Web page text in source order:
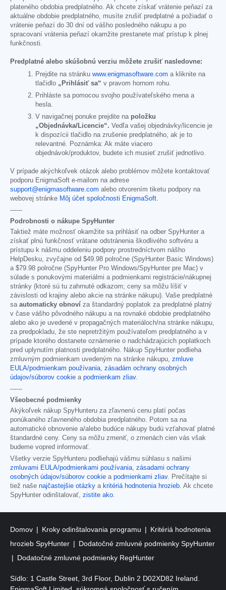
plateného obdobia predplatného. Ak chcete získať vrátenie peňazí za
aktuálne obdobie predplatného, musíte zrušiť predplatné a požiadať o
vrátenie peňazí do 30 dní od vášho posledného nákupu a po
spracovaní vrátenia peňazí okamžite prestanete mať prístup k plnej
funkčnosti.
Predplatné alebo skúšobnú verziu môžete zrušiť nasledovne:
Prejdite na stránku www.enigmasoftware.com a kliknite na
tlačidlo „Prihlásiť sa“ v pravom hornom rohu.
Prihláste sa pomocou svojho používateľského mena a
hesla.
V navigačnej ponuke prejdite na položku
„Objednávka/Licencie“. Vedľa vašej objednávky/licencie je
k dispozícii tlačidlo na zrušenie predplatného, ak je to
relevantné. Poznámka: Ak máte viacero
objednávok/produktov, budete ich musieť zrušiť jednotlivo.
V prípade akýchkoľvek otázok alebo problémov môžete kontaktovať
podporu EnigmaSoft e-mailom na adrese
support@enigmasoftware.com alebo otvorením tiketu podpory na
webovej stránke Môj účet spoločnosti EnigmaSoft.
------
Podrobnosti o nákupe SpyHunter
Taktiež máte možnosť okamžite sa prihlásiť na odber SpyHunter a
získať plnú funkčnosť vrátane odstránenia škodlivého softvéru a
prístupu k nášmu oddeleniu podpory prostredníctvom nášho
HelpDesku, zvyčajne od $49.98 polročne (SpyHunter Basic Windows)
a $79.98 polročne (SpyHunter Pro Windows/SpyHunter pre Mac) v
súlade s ponukovými materiálmi a podmienkami registrácie/nákupnej
stránky (ktoré sú tu zahrnuté odkazom; ceny sa môžu líšiť v
závislosti od krajiny alebo akcie na stránke nákupu). Vaše predplatné
sa automaticky obnoví za štandardný poplatok za predplatné platný
v čase vášho pôvodného nákupu a na rovnaké obdobie predplatného
alebo ako je uvedené v propagačných materiáloch/na stránke nákupu,
za predpokladu, že ste nepretržitým používateľom predplatného a v
prípade ktorého dostanete oznámenie o nadchádzajúcich poplatkoch
pred uplynutím platnosti predplatného. Nákup SpyHunter podlieha
zmluvným podmienkam uvedeným na stránke nákupu, zmluve
EULA/podmienkam používania, zásadám ochrany osobných
údajov/súborov cookie a podmienkam zliav.
------
Všeobecné podmienky
Akýkoľvek nákup SpyHunteru za zľavnenú cenu platí počas
ponúkaného zľavneného obdobia predplatného. Potom sa na
automatické obnovenie a/alebo budúce nákupy budú vzťahovať platné
štandardné ceny. Ceny sa môžu zmeniť, o zmenách cien vás však
budeme vopred informovať.
Všetky verzie SpyHunteru podliehajú vášmu súhlasu s našimi
zmluvami EULA/podmienkami používania, zásadami ochrany
osobných údajov/súborov cookie a podmienkami zliav. Prečítajte si
tiež naše najčastejšie otázky a kritériá hodnotenia hrozieb. Ak chcete
SpyHunter odinštalovať, zistite ako.
Domov Kroky odinštalovania programu
Kritériá hodnotenia
hrozieb SpyHunter
Dodatočné zmluvné podmienky SpyHunter
Dodatočné zmluvné podmienky RegHunter
Sídlo: 1 Castle Street, 3rd Floor, Dublin 2 D02XD82 Ireland.